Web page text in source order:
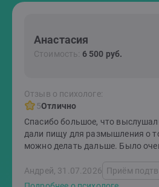
Анастасия
Стоимость: 6 500 руб.
Отзыв о психологе:
5Отлично
Спасибо большое, что
дали пищу для размышления о
можно делать дальше. Было
Андрей, 31.07.2026 Приём